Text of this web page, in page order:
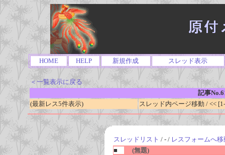
HOME HELP 新規作成 スレッド表示
＜一覧表示に戻る
記事
(最新レス5件表示)
スレッド内ページ移動 / <<
スレッドリスト / - / レスフォームへ移
■
(無題)